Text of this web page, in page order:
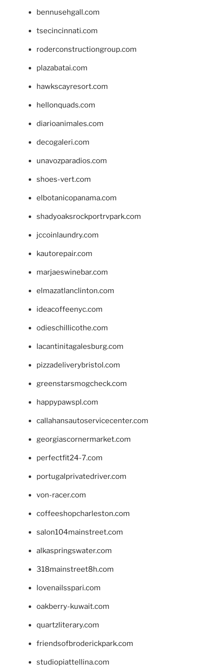
bennusehgall.com
tsecincinnati.com
roderconstructiongroup.com
plazabatai.com
hawkscayresort.com
hellonquads.com
diarioanimales.com
decogaleri.com
unavozparadios.com
shoes-vert.com
elbotanicopanama.com
shadyoaksrockportrvpark.com
jccoinlaundry.com
kautorepair.com
marjaeswinebar.com
elmazatlanclinton.com
ideacoffeenyc.com
odieschillicothe.com
lacantinitagalesburg.com
pizzadeliverybristol.com
greenstarsmogcheck.com
happypawspl.com
callahansautoservicecenter.com
georgiascornermarket.com
perfectfit24-7.com
portugalprivatedriver.com
von-racer.com
coffeeshopcharleston.com
salon104mainstreet.com
alkaspringswater.com
318mainstreet8h.com
lovenailsspari.com
oakberry-kuwait.com
quartzliterary.com
friendsofbroderickpark.com
studiopiattellina.com